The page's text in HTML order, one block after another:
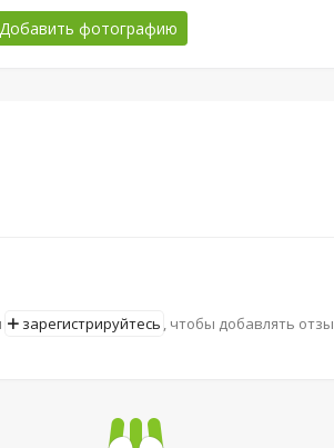
фотографию
зарегистрируйтесь , чтобы добавлять